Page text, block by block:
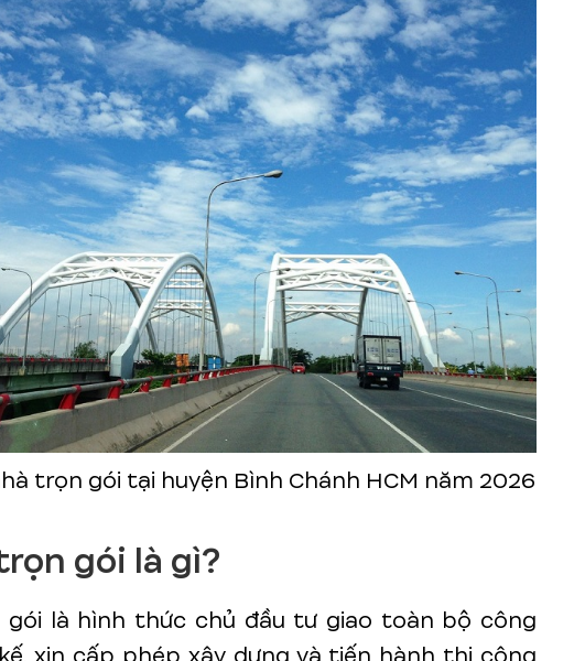
trọn gói tại huyện Bình Chánh HCM năm 2026
gói là gì?
gói là hình thức chủ đầu tư giao toàn bộ công